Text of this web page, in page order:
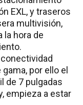
EXL, y traseros
multivisión,
la hora de
por ello el
de 7 pulgadas
empieza a estar